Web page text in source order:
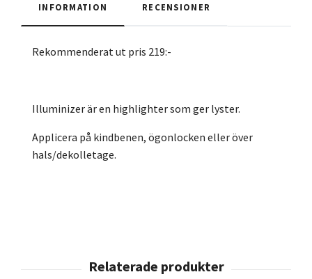
INFORMATION RECENSIONER
Rekommenderat ut pris 219:-
Illuminizer är en highlighter som ger lyster.
Applicera på kindbenen, ögonlocken eller över
hals/dekolletage.